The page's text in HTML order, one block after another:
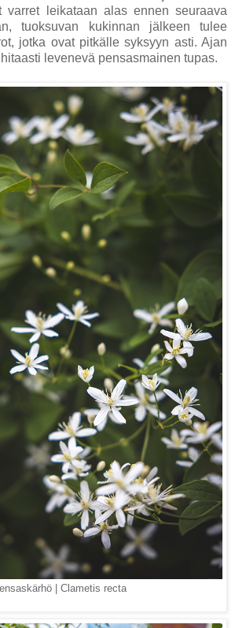
varret leikataan alas ennen seuraava
tuoksuvan kukinnan jälkeen tulee
jotka ovat pitkälle syksyyn asti. Ajan
levenevä pensasmainen tupas.
| Clametis recta